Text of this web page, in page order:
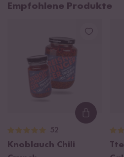
Empfohlene Produkte
52
Knoblauch Chili